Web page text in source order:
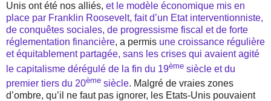
Unis ont été nos alliés, et le modèle économique mis en
place par Franklin Roosevelt, fait d’un Etat interventionniste,
de conquêtes sociales, de progressisme fiscal et de forte
réglementation financière, a permis une croissance régulière
et équitablement partagée, sans les crises qui avaient agité
le capitalisme dérégulé de la fin du 19ème siècle et du
premier tiers du 20ème siècle. Malgré de vraies zones
d’ombre, qu’il ne faut pas ignorer, les Etats-Unis pouvaient